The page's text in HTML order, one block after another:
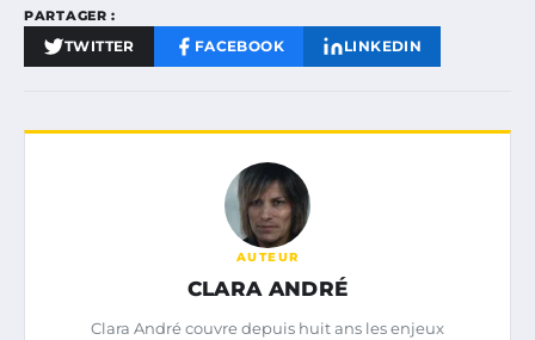
PARTAGER :
TWITTER FACEBOOK LINKEDIN
AUTEUR
CLARA ANDRÉ
Clara André couvre depuis huit ans les enjeux